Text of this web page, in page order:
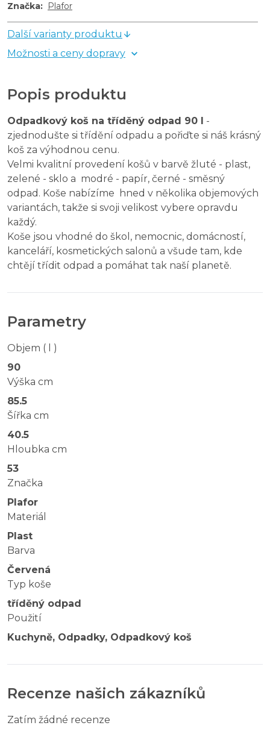
Značka: Plafor
Další varianty produktu
Možnosti a ceny dopravy
Popis produktu
Odpadkový koš na tříděný odpad 90 l -
zjednodušte si třídění odpadu a pořiďte si náš krásný
koš za výhodnou cenu.
Velmi kvalitní provedení košů v barvě žluté - plast,
zelené - sklo a modré - papír, černé - směsný
odpad. Koše nabízíme hned v několika objemových
variantách, takže si svoji velikost vybere opravdu
každý.
Koše jsou vhodné do škol, nemocnic, domácností,
kanceláří, kosmetických salonů a všude tam, kde
chtějí třídit odpad a pomáhat tak naší planetě.
Parametry
Objem ( l )
90
Výška cm
85.5
Šířka cm
40.5
Hloubka cm
53
Značka
Plafor
Materiál
Plast
Barva
Červená
Typ koše
tříděný odpad
Použití
Kuchyně, Odpadky, Odpadkový koš
Recenze našich zákazníků
Zatím žádné recenze